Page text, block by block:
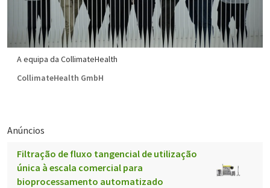
A equipa da CollimateHealth
CollimateHealth GmbH
Anúncios
Filtração de fluxo tangencial de utilização
única à escala comercial para
bioprocessamento automatizado